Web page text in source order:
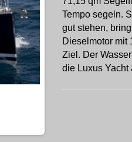
Tempo segeln.
gut stehen,
Dieselmotor mit
Ziel. Der
die Luxus Yacht